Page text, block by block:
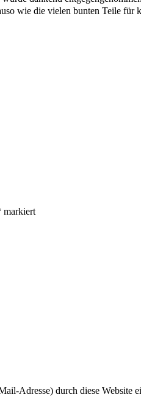
wie die vielen bunten Teile für
markiert
Adresse) durch diese Website